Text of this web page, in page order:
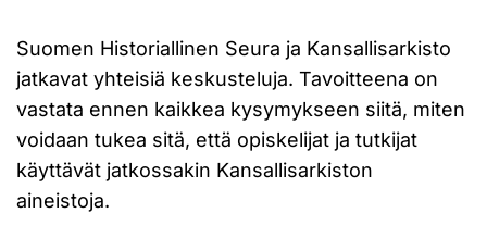
Suomen Historiallinen Seura ja Kansallisarkisto
jatkavat yhteisiä keskusteluja. Tavoitteena on
vastata ennen kaikkea kysymykseen siitä, miten
voidaan tukea sitä, että opiskelijat ja tutkijat
käyttävät jatkossakin Kansallisarkiston
aineistoja.